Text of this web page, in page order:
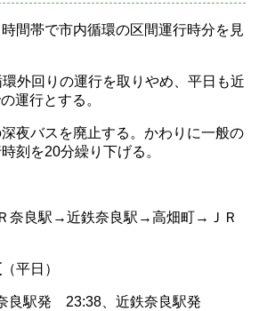
間帯で市内循環の区間運行時分を見
外回りの運行を取りやめ、平日も近
運行とする。
夜バスを廃止する。かわりに一般の
刻を20分繰り下げる。
奈良駅→近鉄奈良駅→高畑町→ＪＲ
（平日）
良駅発 23:38、近鉄奈良駅発